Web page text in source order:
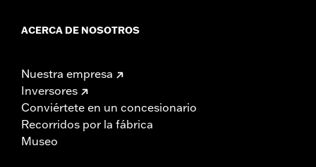
ACERCA DE NOSOTROS
Nuestra empresa
Inversores
Conviértete en un concesionario
Recorridos por la fábrica
Museo